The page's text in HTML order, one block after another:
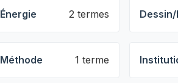
Énergie 2 termes Dessin/
Méthode 1 terme